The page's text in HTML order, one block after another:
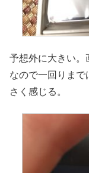
予想外に大きい。
なので一回りま
さく感じる。